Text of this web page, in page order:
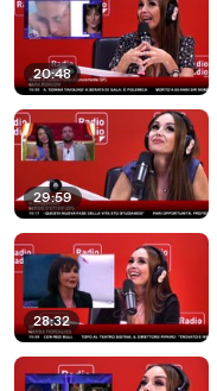
20:48
29:59
28:32